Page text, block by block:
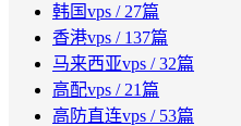
韩国vps / 27篇
香港vps / 137篇
马来西亚vps / 32篇
高配vps / 21篇
高防直连vps / 53篇